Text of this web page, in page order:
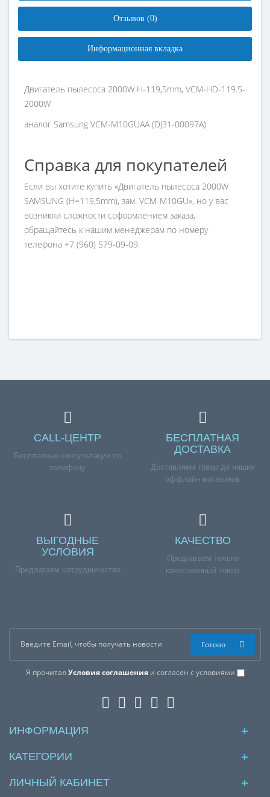
Отзывов (0)
Информационная вкладка
Двигатель пылесоса 2000W H-119,5mm, VCM-HD-119.5-
2000W
аналог Samsung VCM-M10GUAA (DJ31-00097A)
Справка для покупателей
Если вы хотите купить «Двигатель пылесоса 2000W
SAMSUNG (H=119,5mm), зам. VCM-M10GU», но у вас
возникли сложности соформлением заказа,
обращайтесь к нашим менеджерам по номеру
телефона +7 (960) 579-09-09.
CALL-ЦЕНТР
Бесплатные консультации по
телефону
БЕСПЛАТНАЯ
ДОСТАВКА
Доставляем товар до наших
оффлайн магазинов
ВЫГОДНЫЕ
УСЛОВИЯ
Предлагаем сотрудничество
КАЧЕСТВО
Предлагаем только
качественный товар
Я прочитал Условия соглашенияи согласен с условиями
Готово
ИНФОРМАЦИЯ
КАТЕГОРИИ
ЛИЧНЫЙ КАБИНЕТ